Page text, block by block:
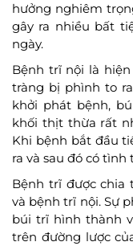
hưởng nghiêm
gây ra nhiều bất
ngày.
Bệnh trĩ nội là
tràng bị phình to
khởi phát bệnh,
khối thịt thừa rất
Khi bệnh bắt đầu
ra và sau đó có tình
Bệnh trĩ được chia
và bệnh trĩ nội. Sự
búi trĩ hình thành
trên đường lược